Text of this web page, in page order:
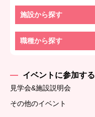
施設から探す
職種から探す
イベントに参加する
見学会&施設説明会
その他のイベント